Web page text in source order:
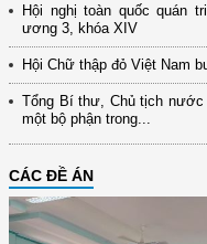
Hội nghị toàn quốc quán
ương 3, khóa XIV
Hội Chữ thập đỏ Việt Nam
Tổng Bí thư, Chủ tịch nước
một bộ phận trong...
CÁC ĐỀ ÁN